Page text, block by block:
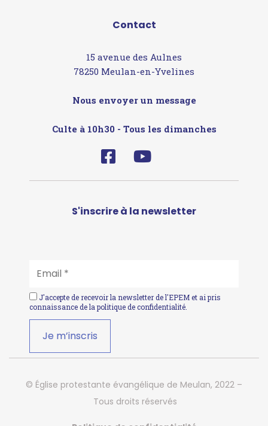
Contact
15 avenue des Aulnes
78250 Meulan-en-Yvelines
Nous envoyer un message
Culte à 10h30 - Tous les dimanches
S'inscrire à la newsletter
J'accepte de recevoir la newsletter de l'EPEM et ai pris
connaissance de la politique de confidentialité
© Église protestante évangélique de Meulan, 2022 –
Tous droits réservés